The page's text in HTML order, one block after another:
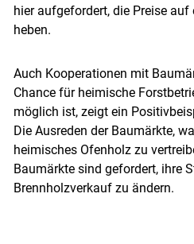
hier aufgefordert, die Preise
heben.
Auch Kooperationen mit
Chance für heimische
möglich ist, zeigt ein
Die Ausreden der Baumärkte,
heimisches Ofenholz zu
Baumärkte sind gefordert, ihre
Brennholzverkauf zu ändern.